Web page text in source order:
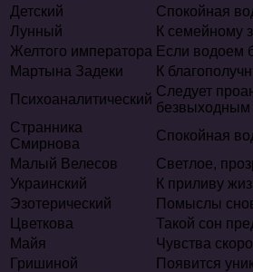
Детский
Спокойная
Лунный
К семейному
Желтого императора Если водоем
Мартына Задеки
К
Психоаналитический
Следует
безвыходным
Странника
Смирнова
Спокойная
Малый Велесов
Светлое,
Украинский
К приливу
Эзотерический
Помыслы
Цветкова
Такой сон
Майя
Чувства
Гришиной
Появится